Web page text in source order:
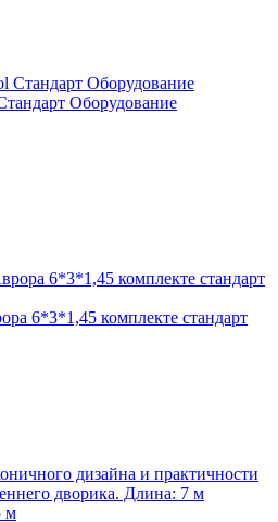
Оборудование
6*3*1,45 комплекте стандарт